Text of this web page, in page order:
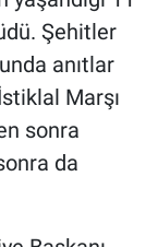
Şehitler
anıtlar
Marşı
sonra
da